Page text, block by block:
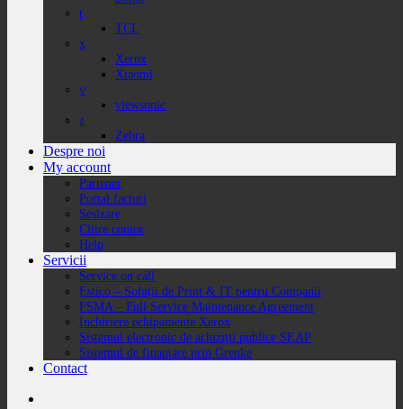
t
TCL
x
Xerox
Xiaomi
v
viewsonic
z
Zebra
Despre noi
My account
Partener
Portal facturi
Sesizare
Citire contor
Help
Servicii
Service on call
Estico – Soluții de Print & IT pentru Companii
FSMA – Full Service Maintenance Agreement
Inchiriere echipamente Xerox
Sistemul electronic de achiziții publice SEAP
Sistemul de finanțare prin Grenke
Contact